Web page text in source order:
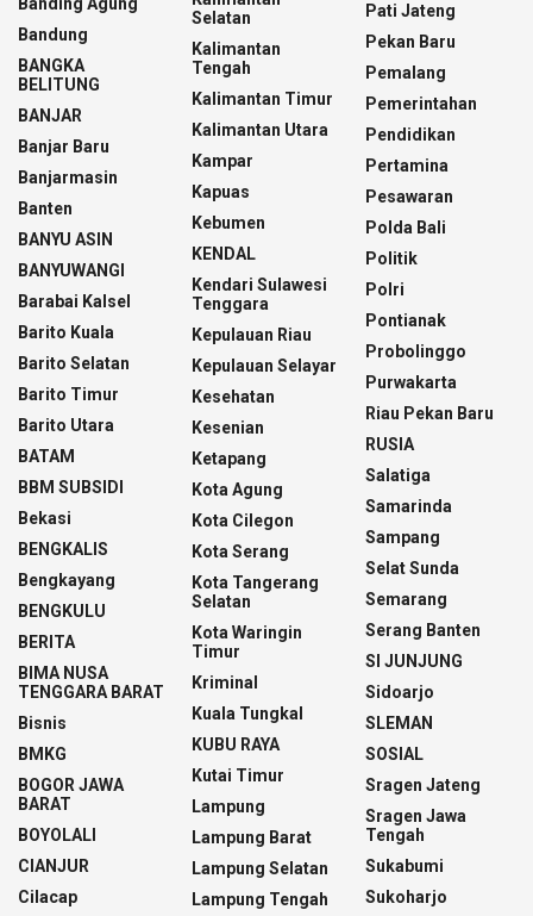
Bandung
BANGKA
BELITUNG
BANJAR
Banjar Baru
Banjarmasin
Banten
BANYU ASIN
BANYUWANGI
Barabai Kalsel
Barito Kuala
Barito Selatan
Barito Timur
Barito Utara
BATAM
BBM SUBSIDI
Bekasi
BENGKALIS
Bengkayang
BENGKULU
BERITA
BIMA NUSA
TENGGARA BARAT
Bisnis
BMKG
BOGOR JAWA
BARAT
BOYOLALI
CIANJUR
Cilacap
Selatan
Kalimantan
Tengah
Kalimantan Timur
Kalimantan Utara
Kampar
Kapuas
Kebumen
KENDAL
Kendari Sulawesi
Tenggara
Kepulauan Riau
Kepulauan Selayar
Kesehatan
Kesenian
Ketapang
Kota Agung
Kota Cilegon
Kota Serang
Kota Tangerang
Selatan
Kota Waringin
Timur
Kriminal
Kuala Tungkal
KUBU RAYA
Kutai Timur
Lampung
Lampung Barat
Lampung Selatan
Lampung Tengah
Pati Jateng
Pekan Baru
Pemalang
Pemerintahan
Pendidikan
Pertamina
Pesawaran
Polda Bali
Politik
Polri
Pontianak
Probolinggo
Purwakarta
Riau Pekan Baru
RUSIA
Salatiga
Samarinda
Sampang
Selat Sunda
Semarang
Serang Banten
SI JUNJUNG
Sidoarjo
SLEMAN
SOSIAL
Sragen Jateng
Sragen Jawa
Tengah
Sukabumi
Sukoharjo